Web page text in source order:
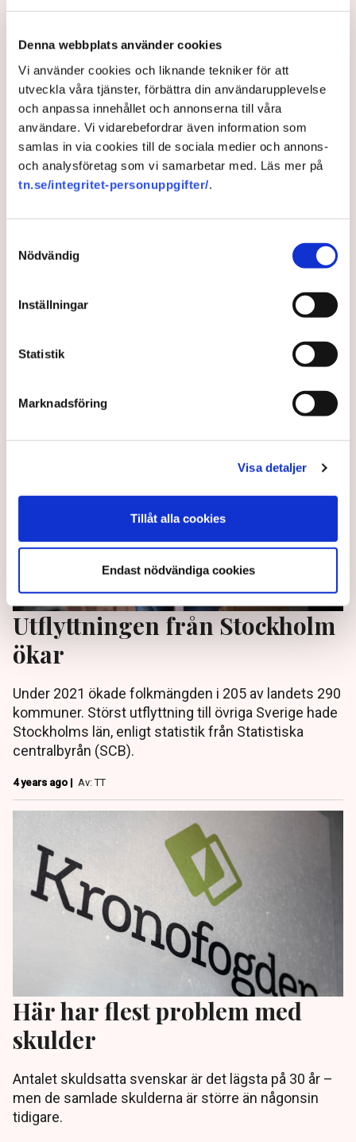
Denna webbplats använder cookies
Vi använder cookies och liknande tekniker för att
utveckla våra tjänster, förbättra din användarupplevelse
och anpassa innehållet och annonserna till våra
användare. Vi vidarebefordrar även information som
samlas in via cookies till de sociala medier och annons-
och analysföretag som vi samarbetar med. Läs mer på
tn.se/integritet-personuppgifter/.
Nödvändig
Inställningar
Statistik
Marknadsföring
Visa detaljer
Tillåt alla cookies
Endast nödvändiga cookies
Elprischocken väntas sprida
största prisökningen har drabbat Blekinge, tätt följt
3 years ago | Av: TT
Utflyttningen från Stockholm
ökar
Under 2021 ökade folkmängden i 205 av landets 290
kommuner. Störst utflyttning till övriga Sverige hade
Stockholms län, enligt statistik från Statistiska
centralbyrån (SCB).
4 years ago | Av: TT
Här har flest problem med
skulder
Antalet skuldsatta svenskar är det lägsta på 30 år –
men de samlade skulderna är större än någonsin
tidigare.